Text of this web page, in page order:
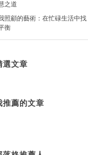
之道
照顧的藝術：在忙碌生活中找
衡
選文章
推薦的文章